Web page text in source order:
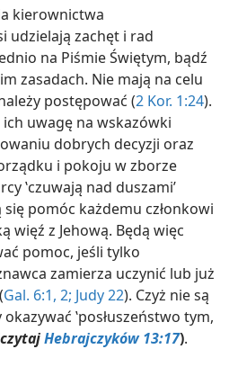
kierownictwa
udzielają zachęt i rad
na Piśmie Świętym, bądź
zasadach. Nie mają na celu
postępować (2 Kor. 1:24).
uwagę na wskazówki
dobrych decyzji oraz
i pokoju w zborze
‛czuwają nad duszami’
pomóc każdemu członkowi
więź z Jehową. Będą więc
pomoc, jeśli tylko
zamierza uczynić lub już
Gal. 6:1, 2; Judy 22). Czyż nie są
‛posłuszeństwo tym,
Hebrajczyków 13:17).